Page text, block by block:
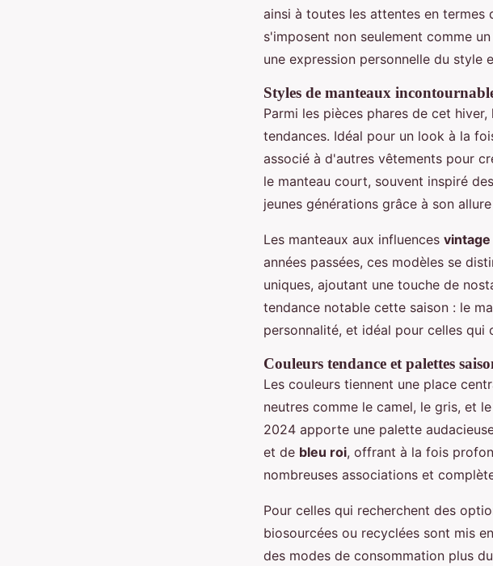
ainsi à toutes les attentes en
s'imposent non seulement comme
une expression personnelle du style
Styles de manteaux
Parmi les pièces phares de cet hiver,
tendances. Idéal pour un look à la
associé à d'autres vêtements pour
le manteau court, souvent inspiré
jeunes générations grâce à son
Les manteaux aux influences vintage
années passées, ces modèles se
uniques, ajoutant une touche de
tendance notable cette saison : le
personnalité, et idéal pour celles qui
Couleurs tendance et palettes
Les couleurs tiennent une place
neutres comme le camel, le gris, et
2024 apporte une palette
et de bleu roi, offrant à la fois
nombreuses associations et
Pour celles qui recherchent des
biosourcées ou recyclées sont mis
des modes de consommation plus